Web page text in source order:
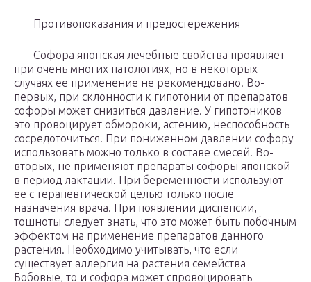
Противопоказания и предостережения
Софора японская лечебные свойства проявляет
при очень многих патологиях, но в некоторых
случаях ее применение не рекомендовано. Во-
первых, при склонности к гипотонии от препаратов
софоры может снизиться давление. У гипотоников
это провоцирует обмороки, астению, неспособность
сосредоточиться. При пониженном давлении софору
использовать можно только в составе смесей. Во-
вторых, не применяют препараты софоры японской
в период лактации. При беременности используют
ее с терапевтической целью только после
назначения врача. При появлении диспепсии,
тошноты следует знать, что это может быть побочным
эффектом на применение препаратов данного
растения. Необходимо учитывать, что если
существует аллергия на растения семейства
Бобовые, то и софора может спровоцировать